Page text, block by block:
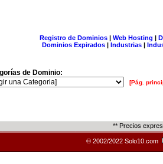
Registro de Dominios| Web Hosting |
Dominios Expirados | Industrias |
de Dominio:
[Pág.
** Precios
© 2002/2022 Solo10.com